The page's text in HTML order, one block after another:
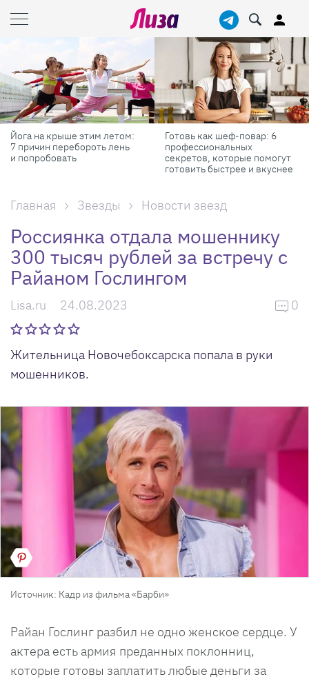
Йога на крыше этим летом:
7 причин перебороть лень
и попробовать
Готовь как шеф-повар: 6
профессиональных
секретов, которые помогут
готовить быстрее и вкуснее
Главная Звезды Новости звезд
Россиянка отдала мошеннику
300 тысяч рублей за встречу с
Райаном Гослингом
Lisa.ru 24.08.2023 0
Жительница Новочебоксарска попала в руки
мошенников.
Источник: Кадр из фильма «Барби»
Райан Гослинг разбил не одно женское сердце. У
актера есть армия преданных поклонниц,
которые готовы заплатить любые деньги за